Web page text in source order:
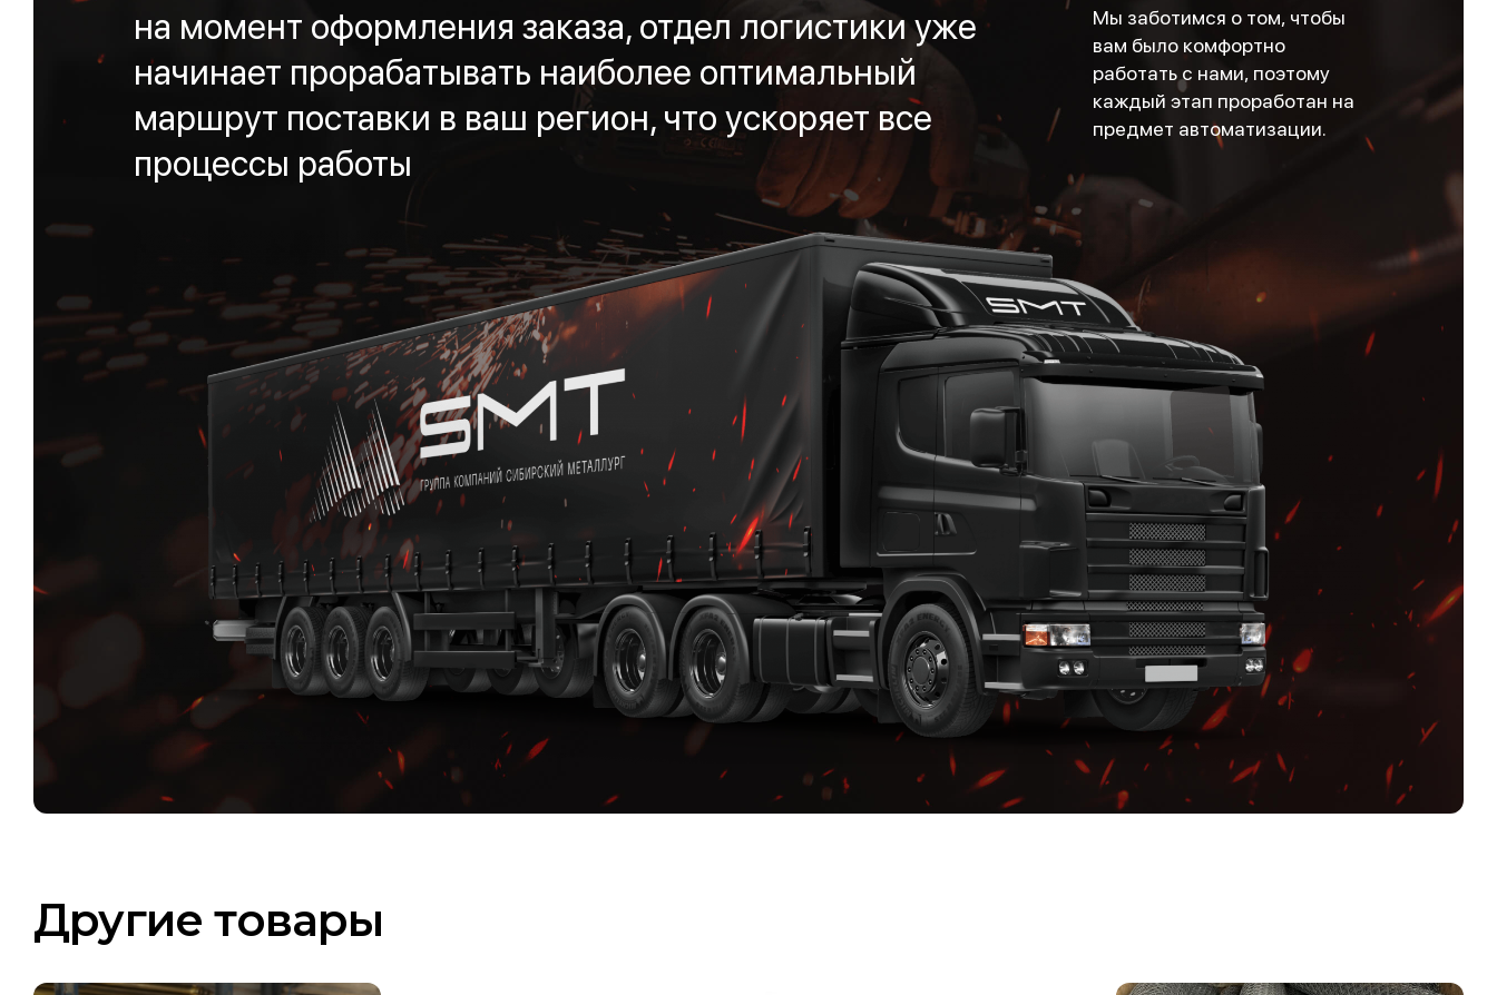
на момент оформления заказа, отдел логистики уже
начинает прорабатывать наиболее оптимальный
маршрут поставки в ваш регион, что ускоряет все
процессы работы
Мы заботимся о том, чтобы
вам было комфортно
работать с нами, поэтому
каждый этап проработан на
предмет автоматизации.
Другие товары